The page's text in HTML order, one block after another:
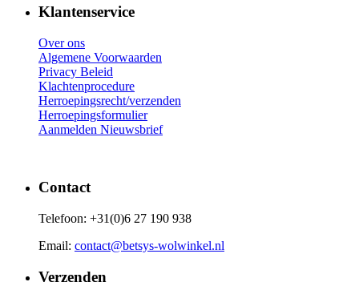
Klantenservice
Over ons
Algemene Voorwaarden
Privacy Beleid
Klachtenprocedure
Herroepingsrecht/verzenden
Herroepingsformulier
Aanmelden Nieuwsbrief
Contact
Telefoon: +31(0)6 27 190 938
Email: contact@betsys-wolwinkel.nl
Verzenden